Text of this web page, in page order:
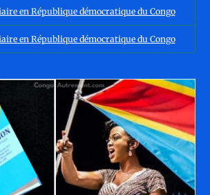
en République démocratique du Congo
en République démocratique du Congo